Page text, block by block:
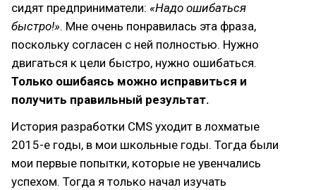
сидят предприниматели: «Надо ошибаться
быстро!». Мне очень понравилась эта фраза,
поскольку согласен с ней полностью. Нужно
двигаться к цели быстро, нужно ошибаться.
Только ошибаясь можно исправиться и
получить правильный результат.
История разработки CMS уходит в лохматые
2015-е годы, в мои школьные годы. Тогда были
мои первые попытки, которые не увенчались
успехом. Тогда я только начал изучать